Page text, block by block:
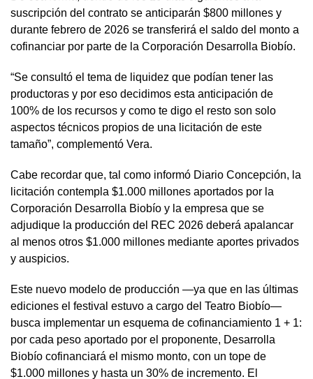
suscripción del contrato se anticiparán $800 millones y
durante febrero de 2026 se transferirá el saldo del monto a
cofinanciar por parte de la Corporación Desarrolla Biobío.
“Se consultó el tema de liquidez que podían tener las
productoras y por eso decidimos esta anticipación de
100% de los recursos y como te digo el resto son solo
aspectos técnicos propios de una licitación de este
tamaño”, complementó Vera.
Cabe recordar que, tal como informó Diario Concepción, la
licitación contempla $1.000 millones aportados por la
Corporación Desarrolla Biobío y la empresa que se
adjudique la producción del REC 2026 deberá apalancar
al menos otros $1.000 millones mediante aportes privados
y auspicios.
Este nuevo modelo de producción —ya que en las últimas
ediciones el festival estuvo a cargo del Teatro Biobío—
busca implementar un esquema de cofinanciamiento 1 + 1:
por cada peso aportado por el proponente, Desarrolla
Biobío cofinanciará el mismo monto, con un tope de
$1.000 millones y hasta un 30% de incremento. El